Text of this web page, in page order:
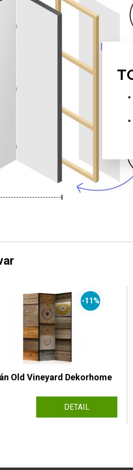
-11%
Old Vineyard Dekorhome
DETAIL